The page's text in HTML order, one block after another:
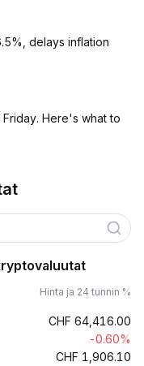
delays inflation
Here's what to
Hinta ja 24 tunnin %
CHF 64,416.00
-0.60%
CHF 1,906.10